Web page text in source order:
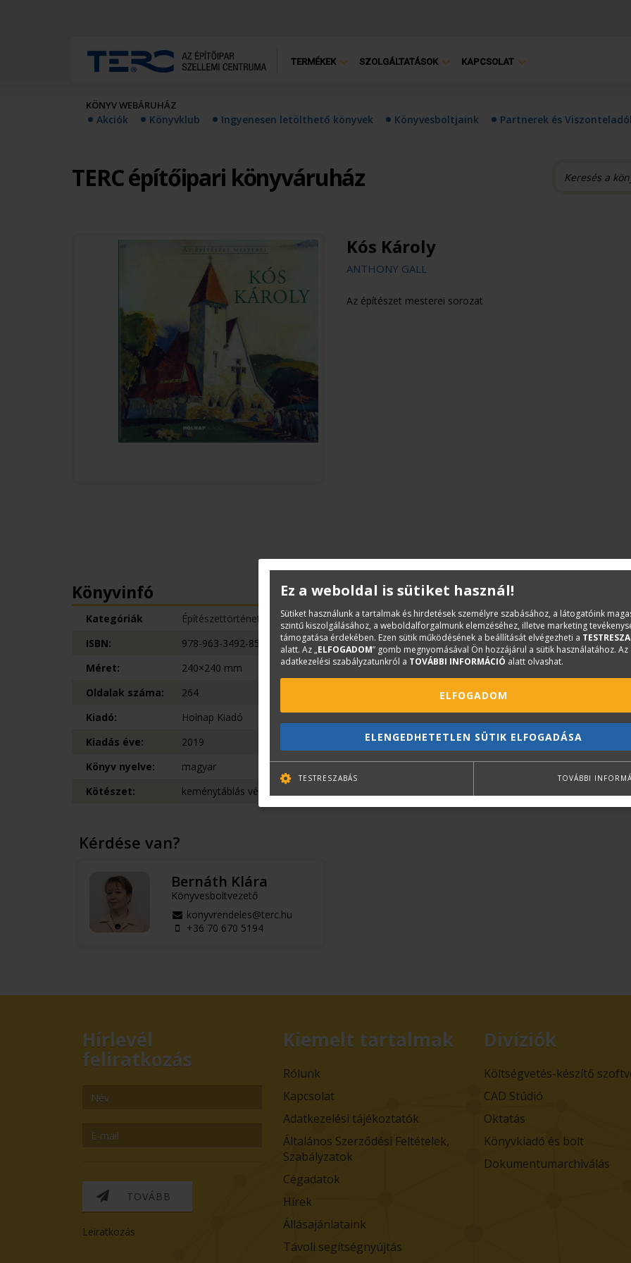
TERMÉKEK SZOLGÁLTATÁSOK KAPCSOLAT
KÖNYV WEBÁRUHÁZ
Akciók Könyvklub Ingyenesen letölthető könyvek Könyvesboltjaink Partnerek és
TERC építőipari könyváruház
Kós Károly
ANTHONY GALL
Az építészet mesterei sorozat
Leírás
Aligha van olyan magyar építész, aki Kós Károlyhoz
huszadik század viszontagságait. Az aranykor kellős
lázában égő országban nyílt ki szeme a világra, és
előtti boldog békeidőkben.
Könyvinfó
Kategóriák
Építészettörténet
ISBN:
978-963-3492-85-7
Méret:
240×240 mm
Oldalak száma:
264
Kiadó:
Holnap Kiadó
Kiadás éve:
2019
Könyv nyelve:
magyar
Kötészet:
keménytáblás védőborítóval
Kérdése van?
Bernáth Klára
Könyvesboltvezető
konyvrendeles@terc.hu
+36 70 670 5194
Hírlevél
feliratkozás
TOVÁBB
Leiratkozás
Kiemelt tartalmak
Rólunk
Kapcsolat
Adatkezelési tájékoztatók
Általános Szerződési Feltételek,
Szabályzatok
Cégadatok
Hírek
Állásajánlataink
Távoli segítségnyújtás
Divíziók
Költségvetés-készítő
CAD Stúdió
Oktatás
Könyvkiadó és bolt
Dokumentumarchiválás
Ez a weboldal is sütiket használ!
Sütiket használunk a tartalmak és hirdetések személyre szabásához, a látogatóink
szintű kiszolgálásához, a weboldalforgalmunk elemzéséhez, illetve marketing
támogatása érdekében. Ezen sütik működésének a beállítását elvégezheti a
alatt. Az „ELFOGADOM” gomb megnyomásával Ön hozzájárul a sütik használatához. Az
adatkezelési szabályzatunkról a TOVÁBBI INFORMÁCIÓ alatt olvashat.
ELFOGADOM
ELENGEDHETETLEN SÜTIK ELFOGADÁSA
TESTRESZABÁS TOVÁBBI